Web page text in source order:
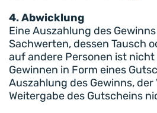
4. Abwicklung
Eine Auszahlung des
Sachwerten, dessen Tausch
auf andere Personen ist nicht
Gewinnen in Form eines
Auszahlung des Gewinns,
Weitergabe des Gutscheins